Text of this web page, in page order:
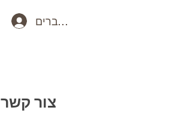
כניסה לחברים
צור קשר